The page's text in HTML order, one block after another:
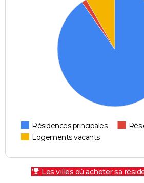
Résidences principales
Logements vacants
Les villes où acheter sa